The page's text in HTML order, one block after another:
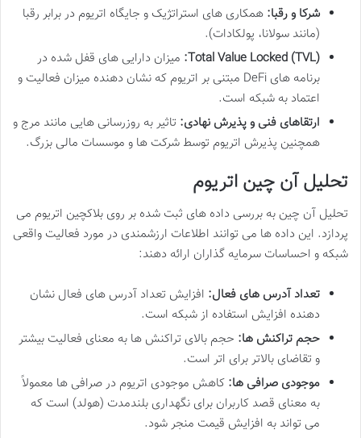
شرکا و رقبا: همکاری های استراتژیک و جایگاه اتریوم در برابر رقبا
(مانند سولانا، پولکادات).
Total Value Locked (TVL): میزان دارایی های قفل شده در
برنامه های DeFi مبتنی بر اتریوم که نشان دهنده میزان فعالیت و
اعتماد به شبکه است.
ارتقاهای فنی و پذیرش نهادی: تاثیر به روزرسانی هایی مانند مرج و
همچنین پذیرش اتریوم توسط شرکت ها و موسسات مالی بزرگ.
تحلیل آن چین اتریوم
تحلیل آن چین به بررسی داده های ثبت شده بر روی بلاکچین اتریوم می
پردازد. این داده ها می توانند اطلاعات ارزشمندی در مورد فعالیت واقعی
شبکه و احساسات سرمایه گذاران ارائه دهند:
تعداد آدرس های فعال: افزایش تعداد آدرس های فعال نشان
دهنده افزایش استفاده از شبکه است.
حجم تراکنش ها: حجم بالای تراکنش ها به معنای فعالیت بیشتر
و تقاضای بالاتر برای اتر است.
موجودی صرافی ها: کاهش موجودی اتریوم در صرافی ها معمولاً
به معنای قصد کاربران برای نگهداری بلندمدت (هولد) است که
می تواند به افزایش قیمت منجر شود.